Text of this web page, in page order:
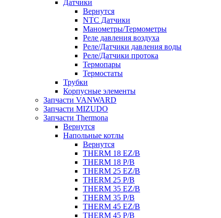
Датчики
Вернутся
NTC Датчики
Манометры/Термометры
Реле давления воздуха
Реле/Датчики давления воды
Реле/Датчики протока
Термопары
Термостаты
Трубки
Корпусные элементы
Запчасти VANWARD
Запчасти MIZUDO
Запчасти Thermona
Вернутся
Напольные котлы
Вернутся
THERM 18 EZ/B
THERM 18 P/B
THERM 25 EZ/B
THERM 25 P/B
THERM 35 EZ/B
THERM 35 P/B
THERM 45 EZ/B
THERM 45 P/B